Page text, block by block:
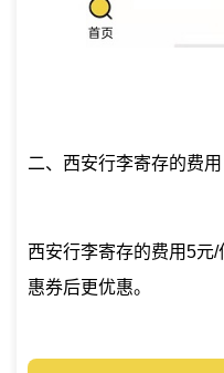
二、西安行李寄存的费用
西安行李寄存的费用5元
惠券后更优惠。